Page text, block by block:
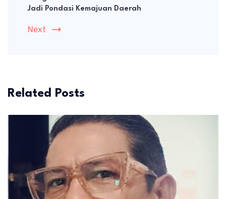
Jadi Pondasi Kemajuan Daerah
Next
Related Posts